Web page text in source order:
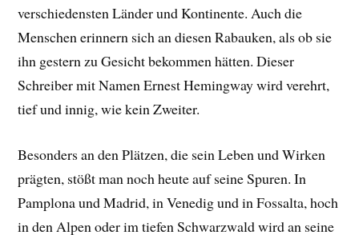
verschiedensten Länder und Kontinente. Auch die
Menschen erinnern sich an diesen Rabauken, als ob sie
ihn gestern zu Gesicht bekommen hätten. Dieser
Schreiber mit Namen Ernest Hemingway wird verehrt,
tief und innig, wie kein Zweiter.
Besonders an den Plätzen, die sein Leben und Wirken
prägten, stößt man noch heute auf seine Spuren. In
Pamplona und Madrid, in Venedig und in Fossalta, hoch
in den Alpen oder im tiefen Schwarzwald wird an seine